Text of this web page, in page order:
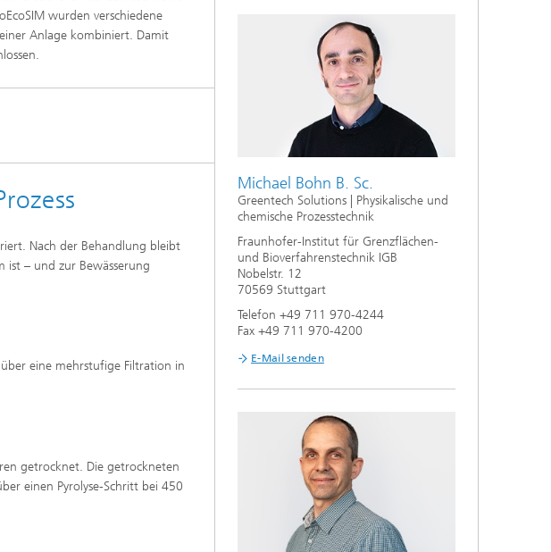
– Prävention, Diagnose,
wurden verschiedene
Anlage kombiniert. Damit
Nach der Behandlung bleibt
– und zur Bewässerung
eine mehrstufige Filtration in
getrocknet. Die getrockneten
einen Pyrolyse-Schritt bei 450
Michael Bohn B. Sc.
Greentech Solutions | Physikalische und
chemische Prozesstechnik
Fraunhofer-Institut für Grenzflächen-
und Bioverfahrenstechnik IGB
Nobelstr. 12
70569 Stuttgart
Telefon +49 711 970-4244
Fax +49 711 970-4200
E-Mail senden